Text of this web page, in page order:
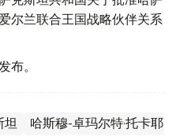
尔兰联合王国战略伙伴关系
布。
坦 哈斯穆-卓玛尔特·托卡耶夫